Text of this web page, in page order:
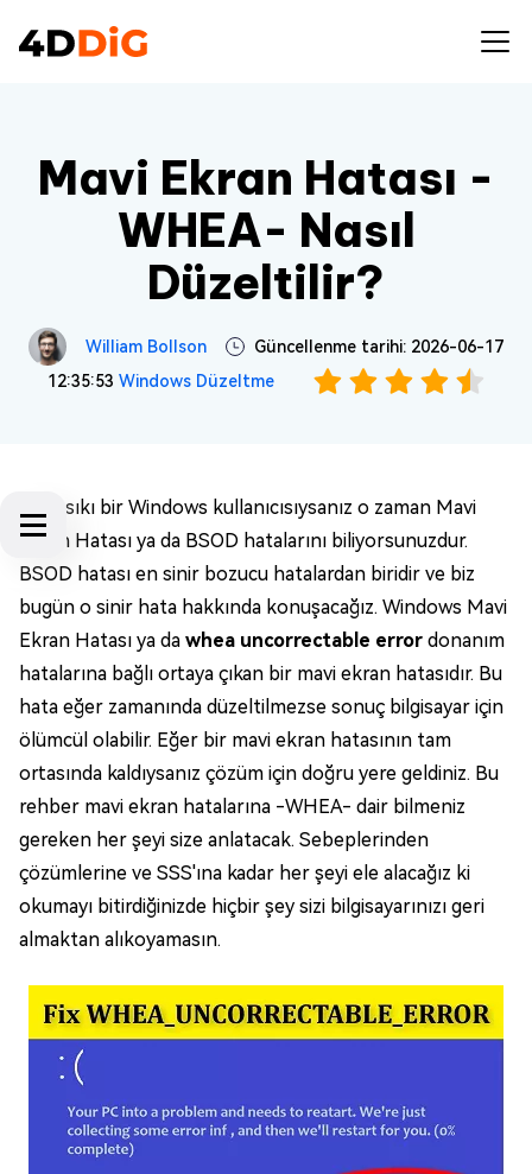
Mavi Ekran Hatası -
WHEA- Nasıl
Düzeltilir?
William Bollson
Güncellenme tarihi: 2026-06-17
12:35:53 Windows Düzeltme
Eğer sıkı bir Windows kullanıcısıysanız o zaman Mavi
Ekran Hatası ya da BSOD hatalarını biliyorsunuzdur.
BSOD hatası en sinir bozucu hatalardan biridir ve biz
bugün o sinir hata hakkında konuşacağız. Windows Mavi
Ekran Hatası ya da whea uncorrectable error donanım
hatalarına bağlı ortaya çıkan bir mavi ekran hatasıdır. Bu
hata eğer zamanında düzeltilmezse sonuç bilgisayar için
ölümcül olabilir. Eğer bir mavi ekran hatasının tam
ortasında kaldıysanız çözüm için doğru yere geldiniz. Bu
rehber mavi ekran hatalarına -WHEA- dair bilmeniz
gereken her şeyi size anlatacak. Sebeplerinden
çözümlerine ve SSS'ına kadar her şeyi ele alacağız ki
okumayı bitirdiğinizde hiçbir şey sizi bilgisayarınızı geri
almaktan alıkoyamasın.